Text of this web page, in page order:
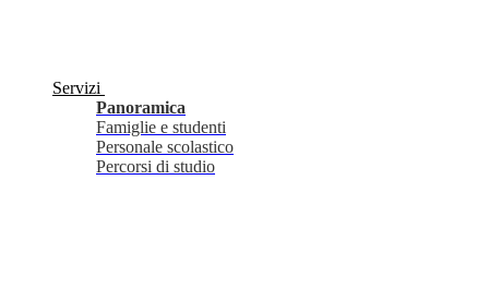
Servizi
Panoramica
Famiglie e studenti
Personale scolastico
Percorsi di studio